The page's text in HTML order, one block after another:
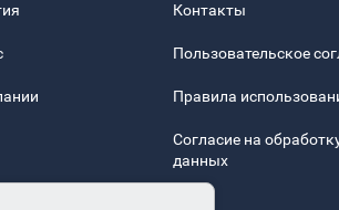
Контакты
Пользовательское
Правила
Согласие на
данных